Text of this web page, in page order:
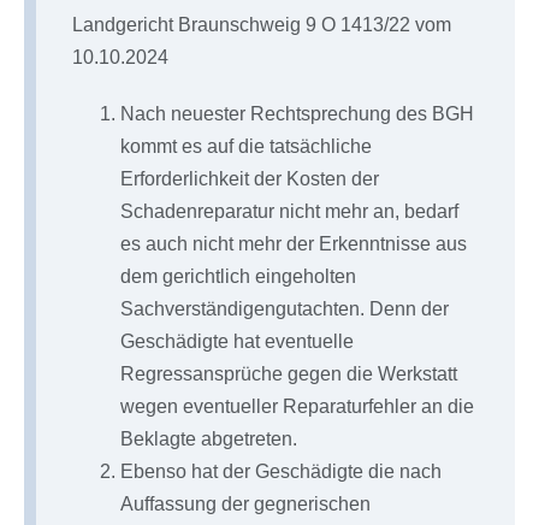
Landgericht Braunschweig 9 O 1413/22 vom
10.10.2024
Nach neuester Rechtsprechung des BGH
kommt es auf die tatsächliche
Erforderlichkeit der Kosten der
Schadenreparatur nicht mehr an, bedarf
es auch nicht mehr der Erkenntnisse aus
dem gerichtlich eingeholten
Sachverständigengutachten. Denn der
Geschädigte hat eventuelle
Regressansprüche gegen die Werkstatt
wegen eventueller Reparaturfehler an die
Beklagte abgetreten.
Ebenso hat der Geschädigte die nach
Auffassung der gegnerischen